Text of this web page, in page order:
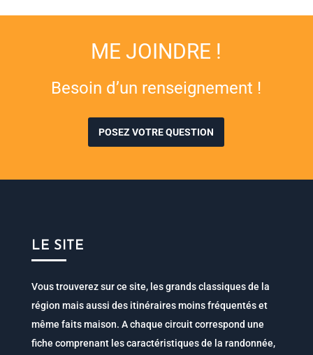
ME JOINDRE !
Besoin d’un renseignement !
POSEZ VOTRE QUESTION
LE SITE
Vous trouverez sur ce site, les grands classiques de la
région mais aussi des itinéraires moins fréquentés et
même faits maison. A chaque circuit correspond une
fiche comprenant les caractéristiques de la randonnée,